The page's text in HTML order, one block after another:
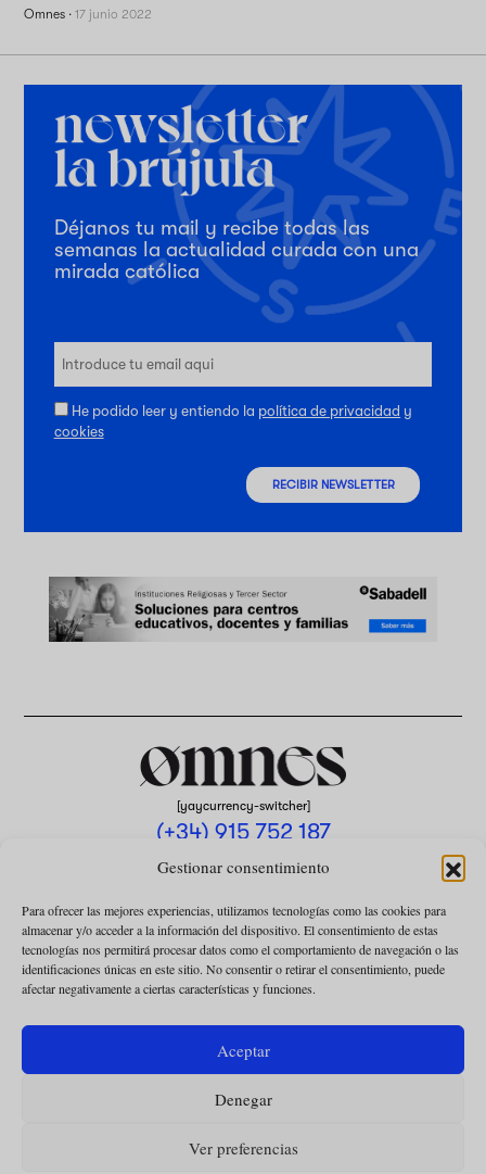
Gestionar consentimiento
Para ofrecer las mejores experiencias, utilizamos tecnologías como las cookies para
almacenar y/o acceder a la información del dispositivo. El consentimiento de estas
tecnologías nos permitirá procesar datos como el comportamiento de navegación o las
identificaciones únicas en este sitio. No consentir o retirar el consentimiento, puede
afectar negativamente a ciertas características y funciones.
Aceptar
Denegar
Ver preferencias
Omnes ·17 junio 2022
Déjanos tu mail y recibe todas las
semanas la actualidad curada con una
mirada católica
He podido leer y entiendo la política de privacidad y
cookies
RECIBIR NEWSLETTER
[yaycurrency-switcher]
(+34) 915 752 187
omnes@omnesmag.com
POLÍTICA DE PRIVACIDAD
USO DE COOKIES
CONDICIONES DE LA COLABORACIÓN